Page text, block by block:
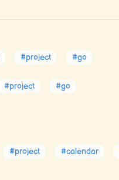
#project #go
#project #go
#project #calendar